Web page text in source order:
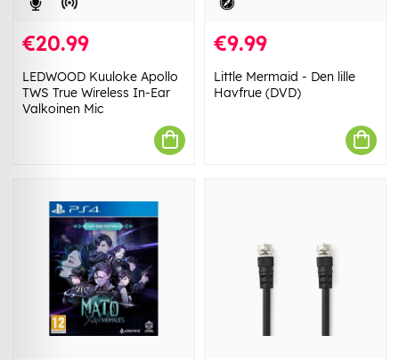
€20.99
LEDWOOD Kuuloke Apollo
TWS True Wireless In-Ear
Valkoinen Mic
€9.99
Little Mermaid - Den lille
Havfrue (DVD)